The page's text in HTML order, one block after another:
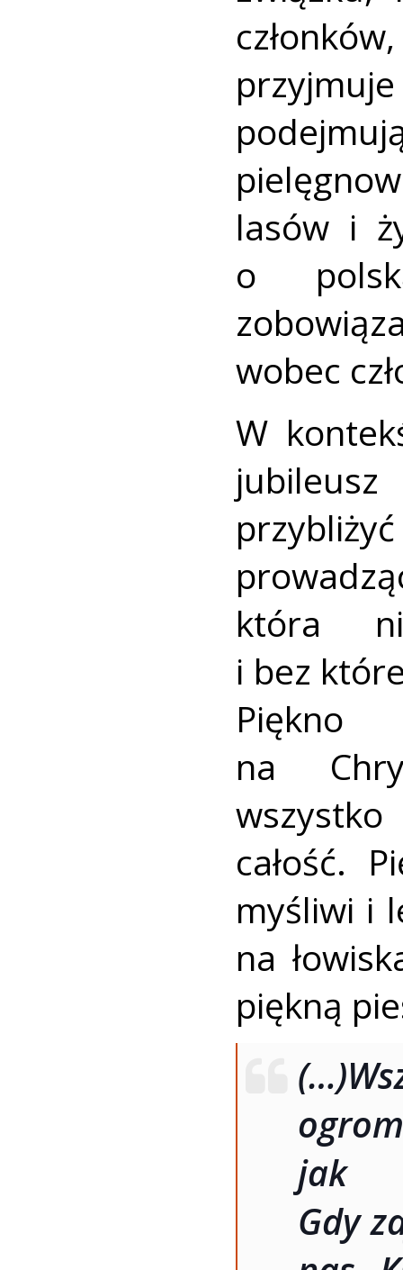
lasów i
o
wobec
W
która
i bez
na
całość.
myśliwi i
na
piękną
jak
Gdy